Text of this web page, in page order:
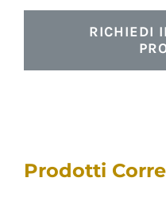
RICHIEDI
Prodotti